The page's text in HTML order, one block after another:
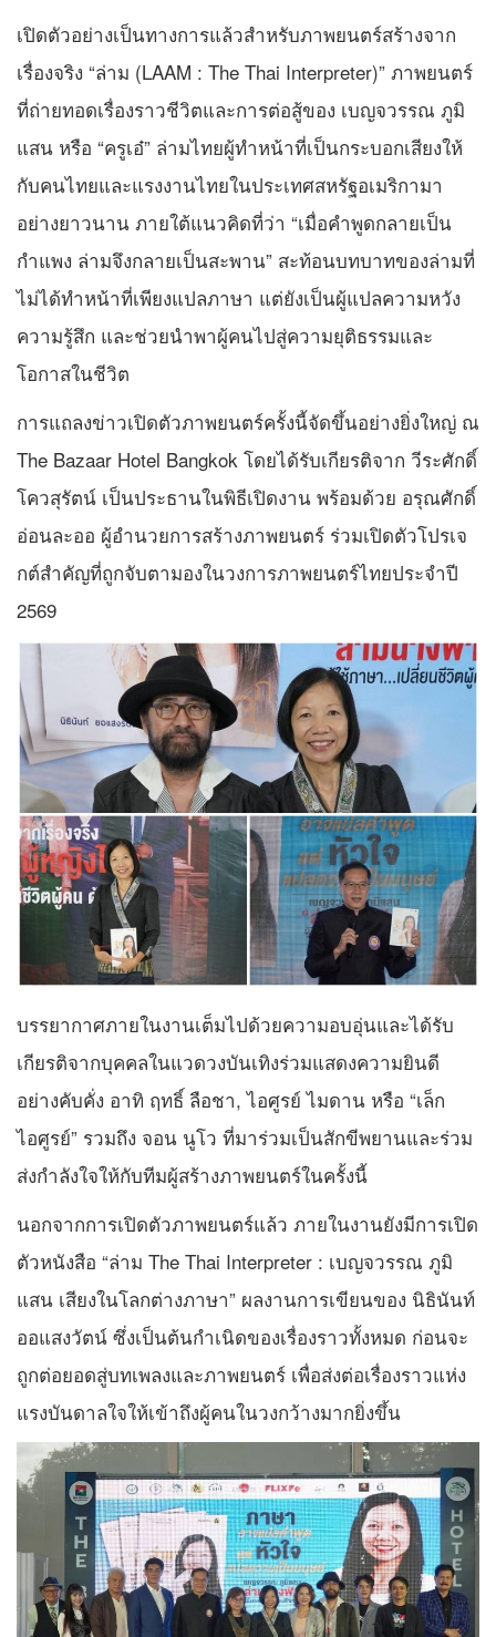
เปิดตัวอย่างเป็นทางการแล้วสำหรับภาพยนตร์สร้างจาก
เรื่องจริง “ล่าม (LAAM : The Thai Interpreter)” ภาพยนตร์
ที่ถ่ายทอดเรื่องราวชีวิตและการต่อสู้ของ เบญจวรรณ ภูมิ
แสน หรือ “ครูเอ๋” ล่ามไทยผู้ทำหน้าที่เป็นกระบอกเสียงให้
กับคนไทยและแรงงานไทยในประเทศสหรัฐอเมริกามา
อย่างยาวนาน ภายใต้แนวคิดที่ว่า “เมื่อคำพูดกลายเป็น
กำแพง ล่ามจึงกลายเป็นสะพาน” สะท้อนบทบาทของล่ามที่
ไม่ได้ทำหน้าที่เพียงแปลภาษา แต่ยังเป็นผู้แปลความหวัง
ความรู้สึก และช่วยนำพาผู้คนไปสู่ความยุติธรรมและ
โอกาสในชีวิต
การแถลงข่าวเปิดตัวภาพยนตร์ครั้งนี้จัดขึ้นอย่างยิ่งใหญ่ ณ
The Bazaar Hotel Bangkok โดยได้รับเกียรติจาก วีระศักดิ์
โควสุรัตน์ เป็นประธานในพิธีเปิดงาน พร้อมด้วย อรุณศักดิ์
อ่อนละออ ผู้อำนวยการสร้างภาพยนตร์ ร่วมเปิดตัวโปรเจ
กต์สำคัญที่ถูกจับตามองในวงการภาพยนตร์ไทยประจำปี
2569
บรรยากาศภายในงานเต็มไปด้วยความอบอุ่นและได้รับ
เกียรติจากบุคคลในแวดวงบันเทิงร่วมแสดงความยินดี
อย่างคับคั่ง อาทิ ฤทธิ์ ลือชา, ไอศูรย์ ไมดาน หรือ “เล็ก
ไอศูรย์” รวมถึง จอน นูโว ที่มาร่วมเป็นสักขีพยานและร่วม
ส่งกำลังใจให้กับทีมผู้สร้างภาพยนตร์ในครั้งนี้
นอกจากการเปิดตัวภาพยนตร์แล้ว ภายในงานยังมีการเปิด
ตัวหนังสือ “ล่าม The Thai Interpreter : เบญจวรรณ ภูมิ
แสน เสียงในโลกต่างภาษา” ผลงานการเขียนของ นิธินันท์
ออแสงวัตน์ ซึ่งเป็นต้นกำเนิดของเรื่องราวทั้งหมด ก่อนจะ
ถูกต่อยอดสู่บทเพลงและภาพยนตร์ เพื่อส่งต่อเรื่องราวแห่ง
แรงบันดาลใจให้เข้าถึงผู้คนในวงกว้างมากยิ่งขึ้น